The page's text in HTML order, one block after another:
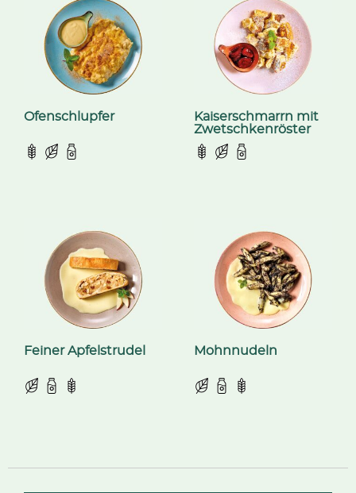
Ofenschlupfer
Kaiserschmarrn mit
Zwetschkenröster
Feiner Apfelstrudel Mohnnudeln